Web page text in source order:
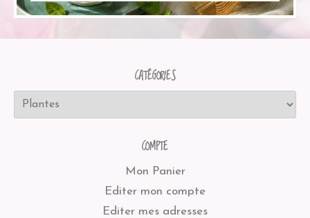
CATÉGORIES
COMPTE
Mon Panier
Editer mon compte
Editer mes adresses